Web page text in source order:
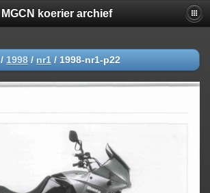
MGCN koerier archief
/ 1998 / nr1 / 1998-nr1-p22